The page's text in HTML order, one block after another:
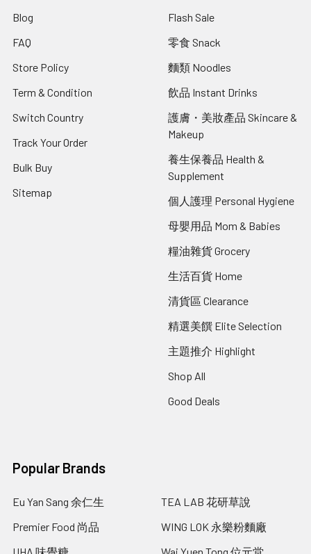
Blog
FAQ
Store Policy
Term & Condition
Switch Country
Track Your Order
Bulk Buy
Sitemap
Flash Sale
零食 Snack
麵類 Noodles
飲品 Instant Drinks
護膚・美妝產品 Skincare &
Makeup
養生保養品 Health &
Supplement
個人護理 Personal Hygiene
母嬰用品 Mom & Babies
糧油雜貨 Grocery
生活百貨 Home
清貨區 Clearance
精選美饌 Elite Selection
主題推介 Highlight
Shop All
Good Deals
Popular Brands
Eu Yan Sang 余仁生
Premier Food 尚品
TEA LAB 花研草說
WING LOK 永樂粉麵廠